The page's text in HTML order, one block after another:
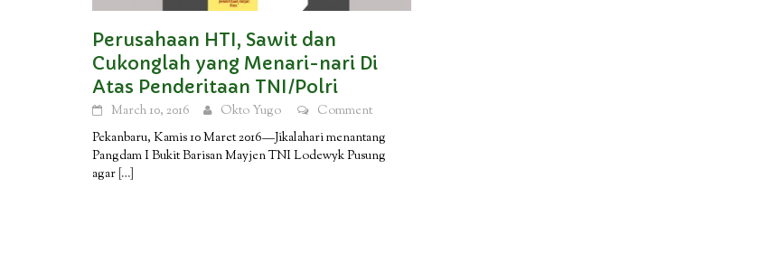
Perusahaan HTI, Sawit dan
Cukonglah yang Menari-nari Di
Atas Penderitaan TNI/Polri
March 10, 2016 Okto Yugo
Comment
Pekanbaru, Kamis 10 Maret 2016—Jikalahari menantang
Pangdam I Bukit Barisan Mayjen TNI Lodewyk Pusung
agar […]